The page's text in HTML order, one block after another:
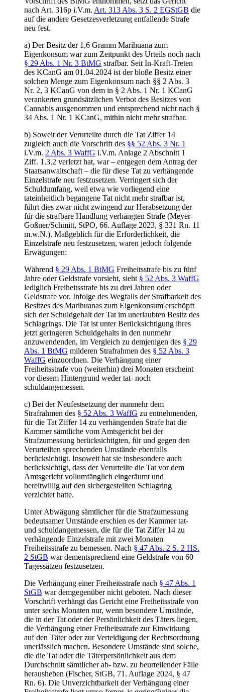
nach Art. 316p i.V.m. Art. 313 Abs. 3 S. 2 EGStGB die
auf die andere Gesetzesverletzung entfallende Strafe
neu fest.
a) Der Besitz der 1,6 Gramm Marihuana zum
Eigenkonsum war zum Zeitpunkt des Urteils noch nach
§ 29 Abs. 1 Nr. 3 BtMG strafbar. Seit In-Kraft-Treten
des KCanG am 01.04.2024 ist der bloße Besitz einer
solchen Menge zum Eigenkonsum nach §§ 2 Abs. 3
Nr. 2, 3 KCanG von dem in § 2 Abs. 1 Nr. 1 KCanG
verankerten grundsätzlichen Verbot des Besitzes von
Cannabis ausgenommen und entsprechend nicht nach §
34 Abs. 1 Nr. 1 KCanG, mithin nicht mehr strafbar.
b) Soweit der Verurteilte durch die Tat Ziffer 14
zugleich auch die Vorschrift des §§ 52 Abs. 3 Nr. 1
i.V.m. 2 Abs. 3 WaffG i.V.m. Anlage 2 Abschnitt 1
Ziff. 1.3.2 verletzt hat, war – entgegen dem Antrag der
Staatsanwaltschaft – die für diese Tat zu verhängende
Einzelstrafe neu festzusetzen. Verringert sich der
Schuldumfang, weil etwa wie vorliegend eine
tateinheitlich begangene Tat nicht mehr strafbar ist,
führt dies zwar nicht zwingend zur Herabsetzung der
für die strafbare Handlung verhängten Strafe (Meyer-
Goßner/Schmitt, StPO, 66. Auflage 2023, § 331 Rn. 11
m.w.N.). Maßgeblich für die Erforderlichkeit, die
Einzelstrafe neu festzusetzen, waren jedoch folgende
Erwägungen:
Während § 29 Abs. 1 BtMG Freiheitsstrafe bis zu fünf
Jahre oder Geldstrafe vorsieht, sieht § 52 Abs. 3 WaffG
lediglich Freiheitsstrafe bis zu drei Jahren oder
Geldstrafe vor. Infolge des Wegfalls der Strafbarkeit des
Besitzes des Marihuanas zum Eigenkonsum erschöpft
sich der Schuldgehalt der Tat im unerlaubten Besitz des
Schlagrings. Die Tat ist unter Berücksichtigung ihres
jetzt geringeren Schuldgehalts in den nunmehr
anzuwendenden, im Vergleich zu demjenigen des § 29
Abs. 1 BtMG milderen Strafrahmen des § 52 Abs. 3
WaffG einzuordnen. Die Verhängung einer
Freiheitsstrafe von (weiterhin) drei Monaten erscheint
vor diesem Hintergrund weder tat- noch
schuldangemessen.
c) Bei der Neufestsetzung der nunmehr dem
Strafrahmen des § 52 Abs. 3 WaffG zu entnehmenden,
für die Tat Ziffer 14 zu verhängenden Strafe hat die
Kammer sämtliche vom Amtsgericht bei der
Strafzumessung berücksichtigten, für und gegen den
Verurteilten sprechenden Umstände ebenfalls
berücksichtigt. Insoweit hat sie insbesondere auch
berücksichtigt, dass der Verurteilte die Tat vor dem
Amtsgericht vollumfänglich eingeräumt und
bereitwillig auf den sichergestellten Schlagring
verzichtet hatte.
Unter Abwägung sämtlicher für die Strafzumessung
bedeutsamer Umstände erschien es der Kammer tat-
und schuldangemessen, die für die Tat Ziffer 14 zu
verhängende Einzelstrafe mit zwei Monaten
Freiheitsstrafe zu bemessen. Nach § 47 Abs. 2 S. 2 HS.
2 StGB war dementsprechend eine Geldstrafe von 60
Tagessätzen festzusetzen.
Die Verhängung einer Freiheitsstrafe nach § 47 Abs. 1
StGB war demgegenüber nicht geboten. Nach dieser
Vorschrift verhängt das Gericht eine Freiheitsstrafe von
unter sechs Monaten nur, wenn besondere Umstände,
die in der Tat oder der Persönlichkeit des Täters liegen,
die Verhängung einer Freiheitsstrafe zur Einwirkung
auf den Täter oder zur Verteidigung der Rechtsordnung
unerlässlich machen. Besondere Umstände sind solche,
die die Tat oder die Täterpersönlichkeit aus dem
Durchschnitt sämtlicher ab- bzw. zu beurteilender Fälle
herausheben (Fischer, StGB, 71. Auflage 2024, § 47
Rn. 6). Die Unverzichtbarkeit der Verhängung einer